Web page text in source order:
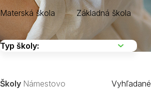
Materská škola Základná škola
Školy Námestovo Vyhľadané